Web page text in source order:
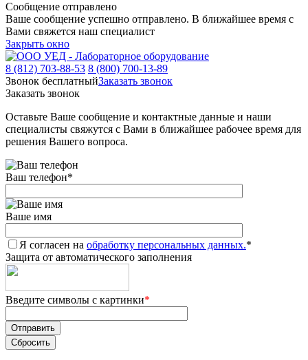
Сообщение отправлено
Ваше сообщение успешно отправлено. В ближайшее время с
Вами свяжется наш специалист
Закрыть окно
8 (812) 703-88-53 8 (800) 700-13-89
Звонок бесплатныйЗаказать звонок
Заказать звонок
Оставьте Ваше сообщение и контактные данные и наши
специалисты свяжутся с Вами в ближайшее рабочее время для
решения Вашего вопроса.
Ваш телефон*
Ваше имя
Я согласен на обработку персональных данных.*
Защита от автоматического заполнения
Введите символы с картинки*